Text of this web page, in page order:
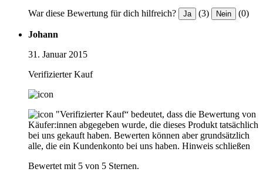
War diese Bewertung für dich hilfreich? Ja (3) Nein (0)
Johann
31. Januar 2015
Verifizierter Kauf
"Verifizierter Kauf“ bedeutet, dass die Bewertung von
Käufer:innen abgegeben wurde, die dieses Produkt tatsächlich
bei uns gekauft haben. Bewerten können aber grundsätzlich
alle, die ein Kundenkonto bei uns haben. Hinweis schließen
Bewertet mit 5 von 5 Sternen.